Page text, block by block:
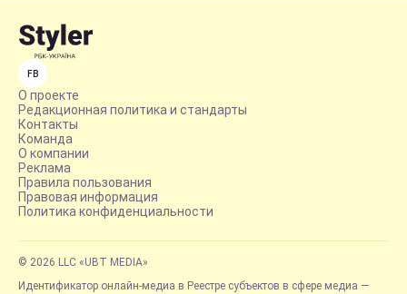
FB
О проекте
Редакционная политика и стандарты
Контакты
Команда
О компании
Реклама
Правила пользования
Правовая информация
Политика конфиденциальности
© 2026 LLC «UBT MEDIA»
Идентификатор онлайн-медиа в Реестре субъектов в сфере медиа —